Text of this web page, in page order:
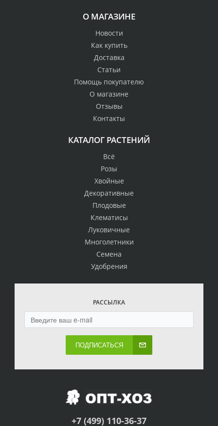
О МАГАЗИНЕ
Новости
Как купить
Доставка
Статьи
Помощь покупателю
О магазине
Отзывы
Контакты
КАТАЛОГ РАСТЕНИЙ
Всё
Розы
Хвойные
Декоративные
Плодовые
Клематисы
Луковичные
Многолетники
Семена
Удобрения
РАССЫЛКА
ПОДПИСАТЬСЯ
+7 (499) 110-36-37